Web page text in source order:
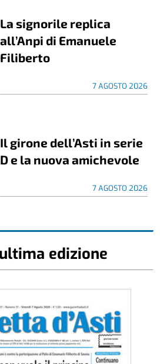
La signorile replica
all’Anpi di Emanuele
Filiberto
7 AGOSTO 2026
Il girone dell’Asti in serie
D e la nuova amichevole
7 AGOSTO 2026
edizione